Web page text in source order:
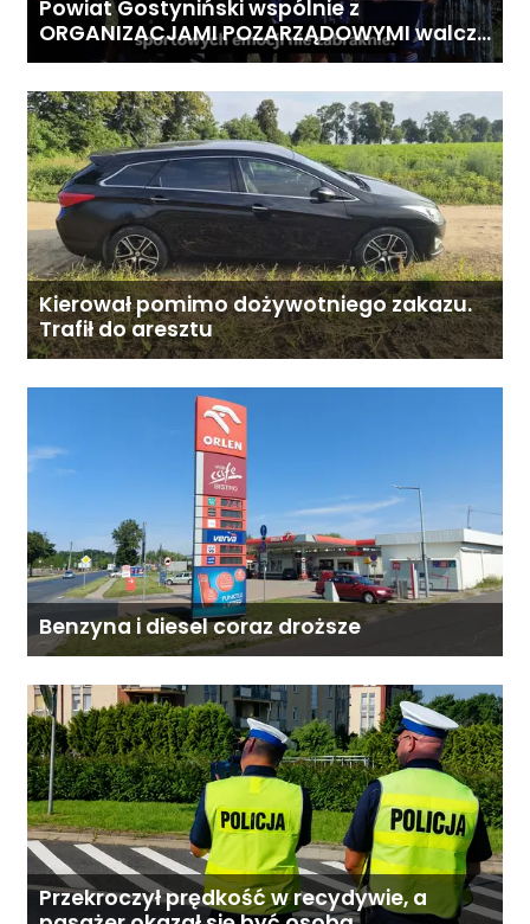
Powiat Gostyniński wspólnie z
ORGANIZACJAMI POZARZĄDOWYMI walczą
o środki z Budżetu Obywatelskiego
terenu!
Kierował pomimo dożywotniego zakazu.
Trafił do aresztu
Benzyna i diesel coraz droższe
Przekroczył prędkość w recydywie, a